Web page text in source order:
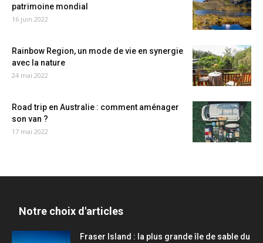
patrimoine mondial
16 juin 2022
Rainbow Region, un mode de vie en synergie
avec la nature
24 mai 2022
Road trip en Australie : comment aménager
son van ?
17 mai 2022
Notre choix d'articles
Fraser Island : la plus grande île de sable du